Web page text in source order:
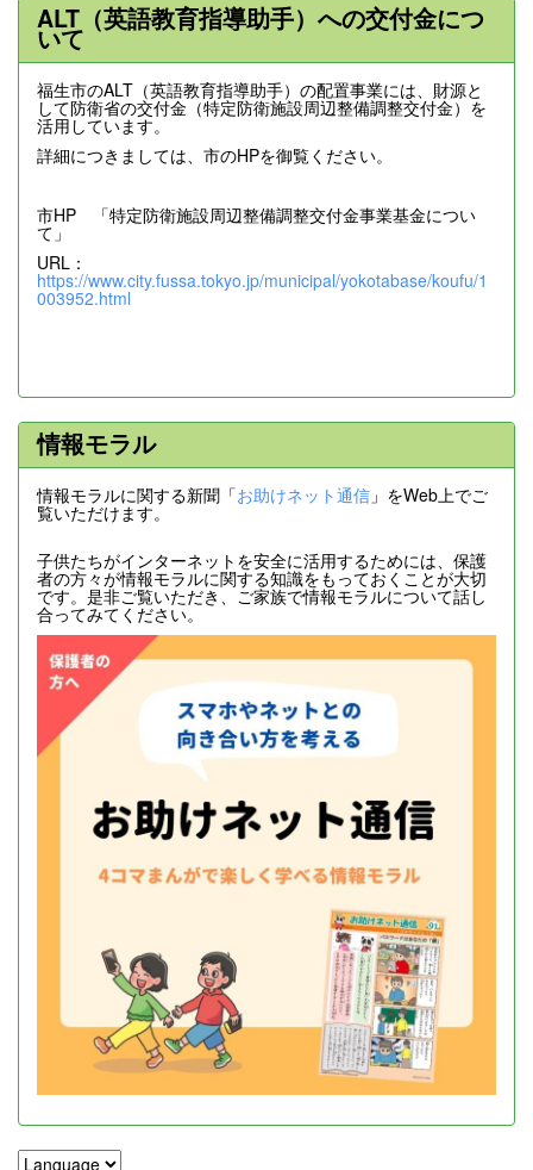
ALT（英語教育指導助手）への交付金につ
いて
福生市のALT（英語教育指導助手）の配置事業には、財源と
して防衛省の交付金（特定防衛施設周辺整備調整交付金）を
活用しています。
詳細につきましては、市のHPを御覧ください。
市HP 「特定防衛施設周辺整備調整交付金事業基金につい
て」
URL：
https://www.city.fussa.tokyo.jp/municipal/yokotabase/koufu/1
003952.html
情報モラル
情報モラルに関する新聞「お助けネット通信 」をWeb上でご
覧いただけます。
子供たちがインターネットを安全に活用するためには、保護
者の方々が情報モラルに関する知識をもっておくことが大切
です。是非ご覧いただき、ご家族で情報モラルについて話し
合ってみてください。